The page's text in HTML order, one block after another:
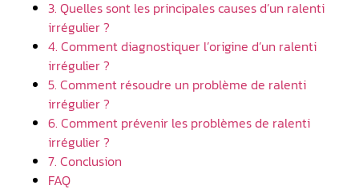
3. Quelles sont les principales causes d’un ralenti
irrégulier ?
4. Comment diagnostiquer l’origine d’un ralenti
irrégulier ?
5. Comment résoudre un problème de ralenti
irrégulier ?
6. Comment prévenir les problèmes de ralenti
irrégulier ?
7. Conclusion
FAQ